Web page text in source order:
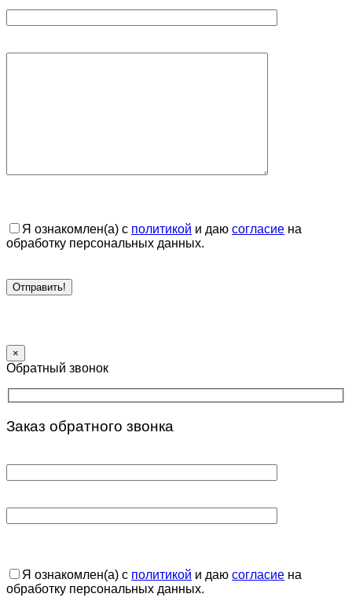
Я ознакомлен(а) с политикой и даю согласие на
обработку персональных данных.
×
Обратный звонок
Заказ обратного звонка
Я ознакомлен(а) с политикой и даю согласие на
обработку персональных данных.